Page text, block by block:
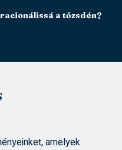
a tőzsdén?
amelyek